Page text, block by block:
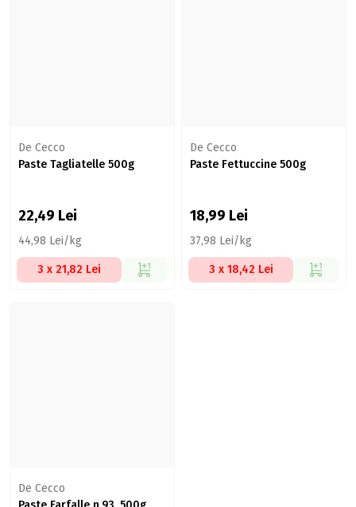
De Cecco
Paste Tagliatelle 500g
22,49 Lei
44,98 Lei/kg
3 x 21,82 Lei
De Cecco
Paste Fettuccine 500g
18,99 Lei
37,98 Lei/kg
3 x 18,42 Lei
De Cecco